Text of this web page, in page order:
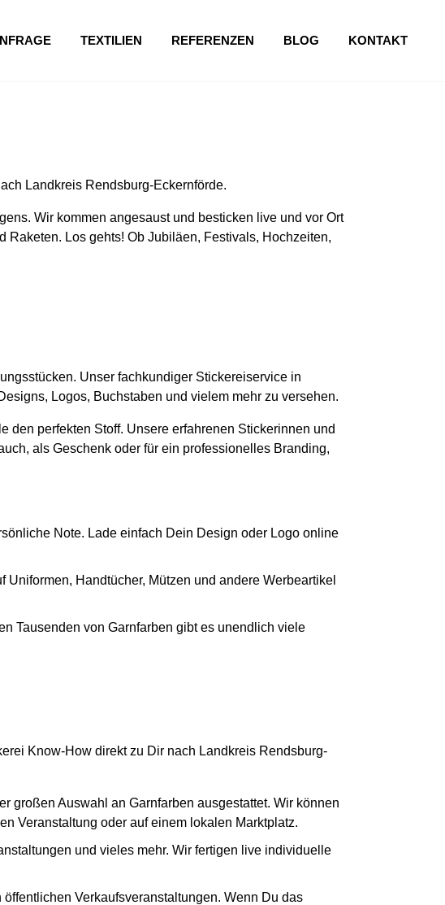
TEXTILIEN REFERENZEN BLOG KONTAKT
Landkreis Rendsburg-Eckernförde.
Wir kommen angesaust und besticken live und vor Ort
Los gehts! Ob Jubiläen, Festivals, Hochzeiten,
Unser fachkundiger Stickereiservice in
Logos, Buchstaben und vielem mehr zu versehen.
perfekten Stoff. Unsere erfahrenen Stickerinnen und
als Geschenk oder für ein professionelles Branding,
Note. Lade einfach Dein Design oder Logo online
Handtücher, Mützen und andere Werbeartikel
Tausenden von Garnfarben gibt es unendlich viele
Know-How direkt zu Dir nach Landkreis Rendsburg-
großen Auswahl an Garnfarben ausgestattet. Wir können
Veranstaltung oder auf einem lokalen Marktplatz.
und vieles mehr. Wir fertigen live individuelle
Verkaufsveranstaltungen. Wenn Du das